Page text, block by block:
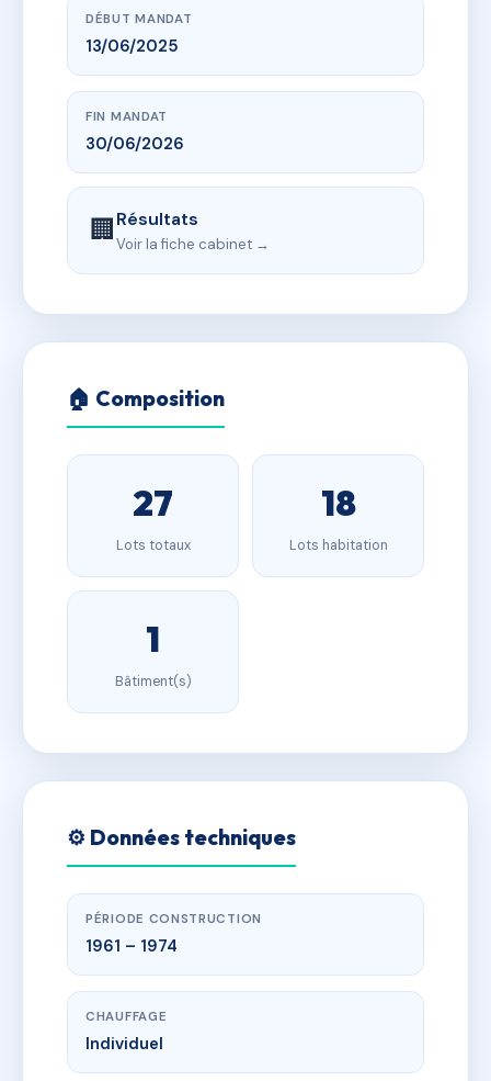
DÉBUT MANDAT
13/06/2025
FIN MANDAT
30/06/2026
🏢Résultats
Voir la fiche cabinet →
🏠 Composition
27
Lots totaux
18
Lots habitation
1
Bâtiment(s)
⚙️ Données techniques
PÉRIODE CONSTRUCTION
1961 – 1974
CHAUFFAGE
Individuel